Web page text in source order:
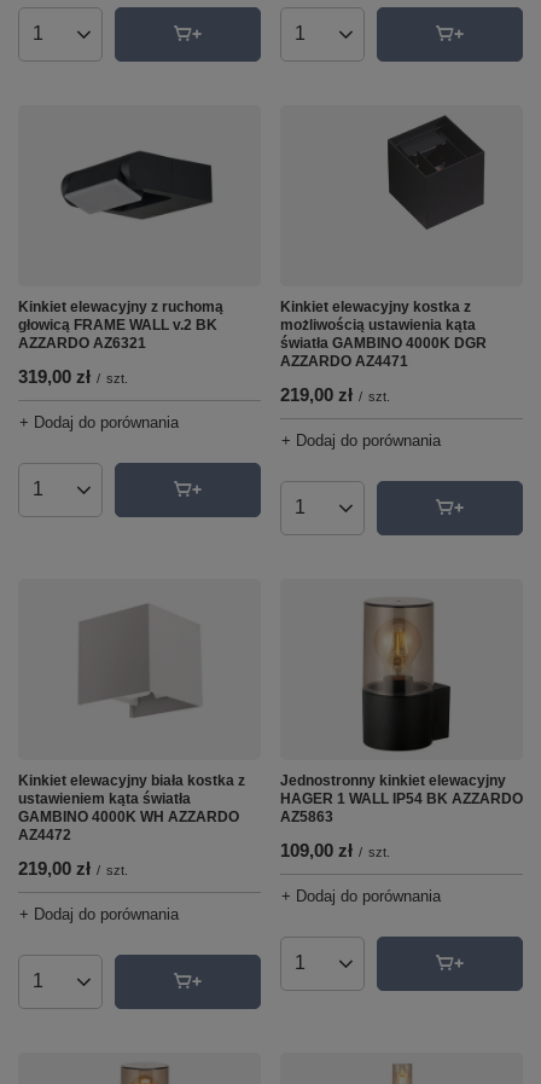
Ilość produktów Ilość produktów
Kinkiet elewacyjny z ruchomą
głowicą FRAME WALL v.2 BK
AZZARDO AZ6321
319,00 zł / szt.
+ Dodaj do porównania
Ilość produktów
Kinkiet elewacyjny kostka z
możliwością ustawienia kąta
światła GAMBINO 4000K DGR
AZZARDO AZ4471
219,00 zł / szt.
+ Dodaj do porównania
Ilość produktów
Kinkiet elewacyjny biała kostka z
ustawieniem kąta światła
GAMBINO 4000K WH AZZARDO
AZ4472
219,00 zł / szt.
+ Dodaj do porównania
Ilość produktów
Jednostronny kinkiet elewacyjny
HAGER 1 WALL IP54 BK AZZARDO
AZ5863
109,00 zł / szt.
+ Dodaj do porównania
Ilość produktów